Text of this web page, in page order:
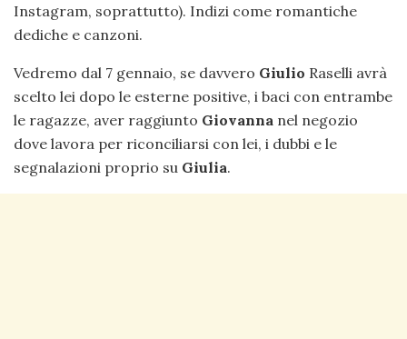
Instagram, soprattutto). Indizi come romantiche
dediche e canzoni.
Vedremo dal 7 gennaio, se davvero Giulio Raselli avrà
scelto lei dopo le esterne positive, i baci con entrambe
le ragazze, aver raggiunto Giovanna nel negozio
dove lavora per riconciliarsi con lei, i dubbi e le
segnalazioni proprio su Giulia.